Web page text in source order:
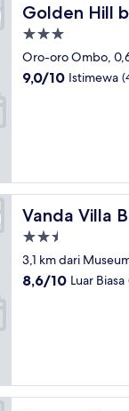
Golden Hill
Golden Hill by
Properti
bintang
3.0
Oro-oro Ombo,
9.0
9,0/10 Istimewa
Vanda Villa
Vanda Villa Batu
Properti
bintang
2.5
3,1 km dari
8.6
8,6/10 Luar Biasa